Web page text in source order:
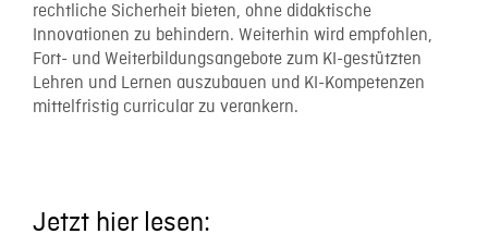
rechtliche Sicherheit bieten, ohne didaktische
Innovationen zu behindern. Weiterhin wird empfohlen,
Fort- und Weiterbildungsangebote zum KI-gestützten
Lehren und Lernen auszubauen und KI-Kompetenzen
mittelfristig curricular zu verankern.
Jetzt hier lesen: